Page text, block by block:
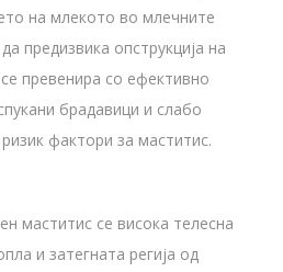
на млекото во млечните
предизвика опструкција на
превенира со ефективно
брадавици и слабо
фактори за маститис.
маститис се висока телесна
и затегната регија од